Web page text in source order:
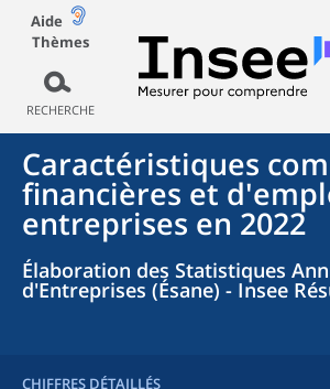
Aide
Thèmes
RECHERCHE
Caractéristiques
financières et
entreprises en 2022
Élaboration des Statistiques
d'Entreprises (Ésane) - Insee
CHIFFRES DÉTAILLÉS